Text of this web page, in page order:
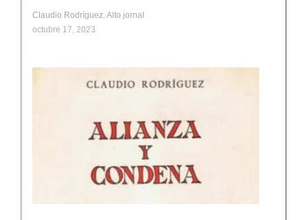
Claudio Rodríguez. Alto jornal
octubre 17, 2023